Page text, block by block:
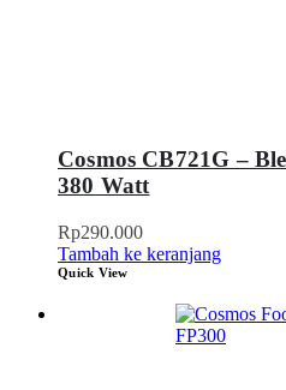
Cosmos CB721G –
380 Watt
Rp290.000
Tambah ke keranjang
Quick View